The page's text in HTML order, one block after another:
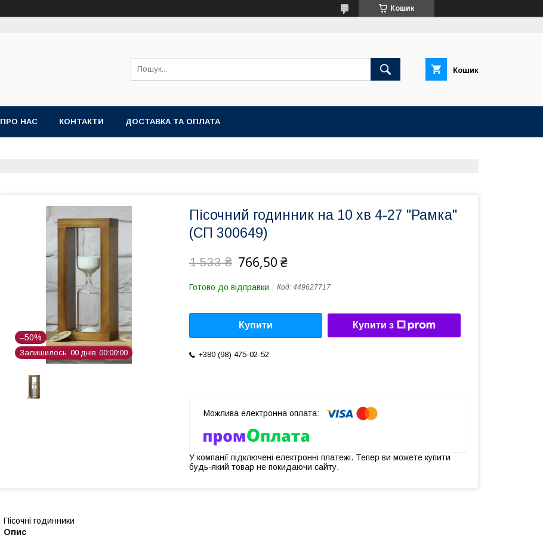
Кошик
Кошик
ПРО НАС КОНТАКТИ ДОСТАВКА ТА ОПЛАТА
–50%
Залишилось 00 днів 00 00 00
Пісочний годинник на 10 хв 4-27 "Рамка"
(СП 300649)
1 533 ₴ 766,50 ₴
Готово до відправки Код: 449627717
Купити Купити з
+380 (98) 475-02-52
У компанії підключені електронні платежі. Тепер ви можете купити
будь-який товар не покидаючи сайту.
Пісочні годинники
Опис